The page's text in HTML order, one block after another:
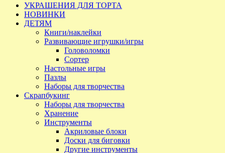
УКРАШЕНИЯ ДЛЯ ТОРТА
НОВИНКИ
ДЕТЯМ
Книги/наклейки
Развивающие игрушки/игры
Головоломки
Сортер
Настольные игры
Пазлы
Наборы для творчества
Скрапбукинг
Наборы для творчества
Хранение
Инструменты
Акриловые блоки
Доски для биговки
Другие инструменты